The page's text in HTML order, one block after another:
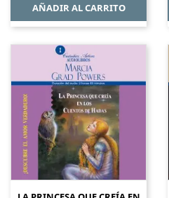
AÑADIR AL CARRITO